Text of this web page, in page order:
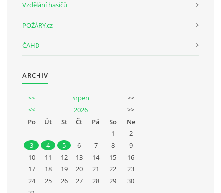
Vzdělání hasičů
POŽÁRY.cz
ČAHD
ARCHIV
<< srpen
>>
<<
2026
>>
Po
Út St Čt Pá So
Ne
1
2
3
4 5 6 7 8
9
10
11 12 13 14 15
16
17
18 19 20 21 22
23
24
25 26 27 28 29
30